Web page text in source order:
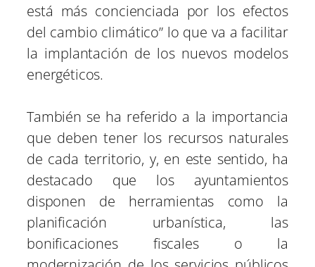
está más concienciada por los efectos
del cambio climático” lo que va a facilitar
la implantación de los nuevos modelos
energéticos.
También se ha referido a la importancia
que deben tener los recursos naturales
de cada territorio, y, en este sentido, ha
destacado que los ayuntamientos
disponen de herramientas como la
planificación urbanística, las
bonificaciones fiscales o la